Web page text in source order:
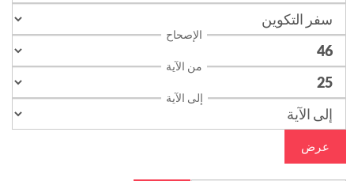
الإصحاح
من الآية
إلى الآية
عرض